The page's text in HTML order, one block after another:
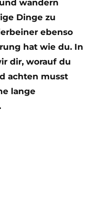
wandern
Dinge zu
ebenso
hat wie du. In
dir, worauf du
achten musst
lange